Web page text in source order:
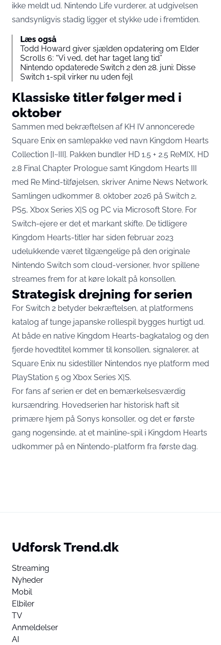
ikke meldt ud. Nintendo Life vurderer, at udgivelsen
sandsynligvis stadig ligger et stykke ude i fremtiden.
Læs også
Todd Howard giver sjælden opdatering om Elder
Scrolls 6: “Vi ved, det har taget lang tid”
Nintendo opdaterede Switch 2 den 28. juni: Disse
Switch 1-spil virker nu uden fejl
Klassiske titler følger med i
oktober
Sammen med bekræftelsen af KH IV annoncerede
Square Enix en samlepakke ved navn Kingdom Hearts
Collection [I~III]. Pakken bundler HD 1.5 + 2.5 ReMIX, HD
2.8 Final Chapter Prologue samt Kingdom Hearts III
med Re Mind-tilføjelsen, skriver Anime News Network.
Samlingen udkommer 8. oktober 2026 på Switch 2,
PS5, Xbox Series X|S og PC via Microsoft Store. For
Switch-ejere er det et markant skifte. De tidligere
Kingdom Hearts-titler har siden februar 2023
udelukkende været tilgængelige på den originale
Nintendo Switch som cloud-versioner, hvor spillene
streames frem for at køre lokalt på konsollen.
Strategisk drejning for serien
For Switch 2 betyder bekræftelsen, at platformens
katalog af tunge japanske rollespil bygges hurtigt ud.
At både en native Kingdom Hearts-bagkatalog og den
fjerde hovedtitel kommer til konsollen, signalerer, at
Square Enix nu sidestiller Nintendos nye platform med
PlayStation 5 og Xbox Series X|S.
For fans af serien er det en bemærkelsesværdig
kursændring. Hovedserien har historisk haft sit
primære hjem på Sonys konsoller, og det er første
gang nogensinde, at et mainline-spil i Kingdom Hearts
udkommer på en Nintendo-platform fra første dag.
Udforsk Trend.dk
Streaming
Nyheder
Mobil
Elbiler
TV
Anmeldelser
AI